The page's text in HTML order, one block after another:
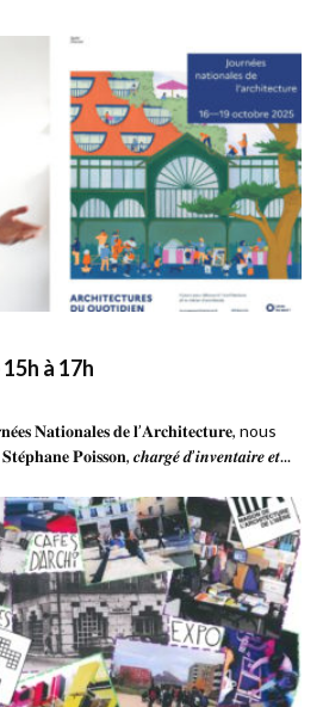
à 17h
𝐍𝐚𝐭𝐢𝐨𝐧𝐚𝐥𝐞𝐬 𝐝𝐞 𝐥’𝐀𝐫𝐜𝐡𝐢𝐭𝐞𝐜𝐭𝐮𝐫𝐞, nous
𝐏𝐨𝐢𝐬𝐬𝐨𝐧, 𝒄𝒉𝒂𝒓𝒈𝒆́ 𝒅’𝒊𝒏𝒗𝒆𝒏𝒕𝒂𝒊𝒓𝒆 𝒆𝒕...